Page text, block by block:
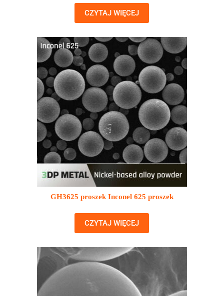
CZYTAJ WIĘCEJ
GH3625 proszek Inconel 625 proszek
CZYTAJ WIĘCEJ